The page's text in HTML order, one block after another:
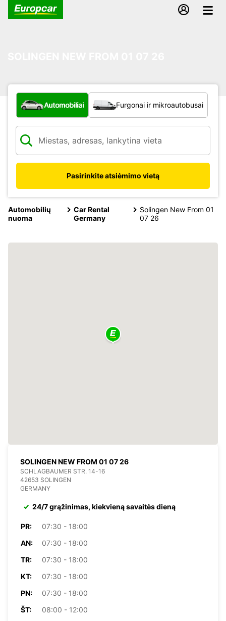
Kokio tipo automobilis?
Automobiliai Furgonai ir mikroautobusai
Pasirinkite atsiėmimo vietą
Automobilių
nuoma
Car Rental
Germany
Solingen New From 01
07 26
SOLINGEN NEW FROM 01 07 26
SCHLAGBAUMER STR. 14-16
42653 SOLINGEN
GERMANY
24/7 grąžinimas, kiekvieną savaitės dieną
PR:
07:30 - 18:00
AN:
07:30 - 18:00
TR:
07:30 - 18:00
KT:
07:30 - 18:00
PN:
07:30 - 18:00
ŠT:
08:00 - 12:00